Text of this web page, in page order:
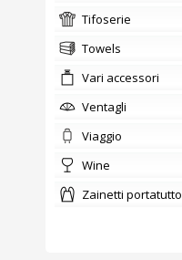
tifoserie
Towels
Vari accessori
ventagli
viaggio
wine
zainetti portatutto